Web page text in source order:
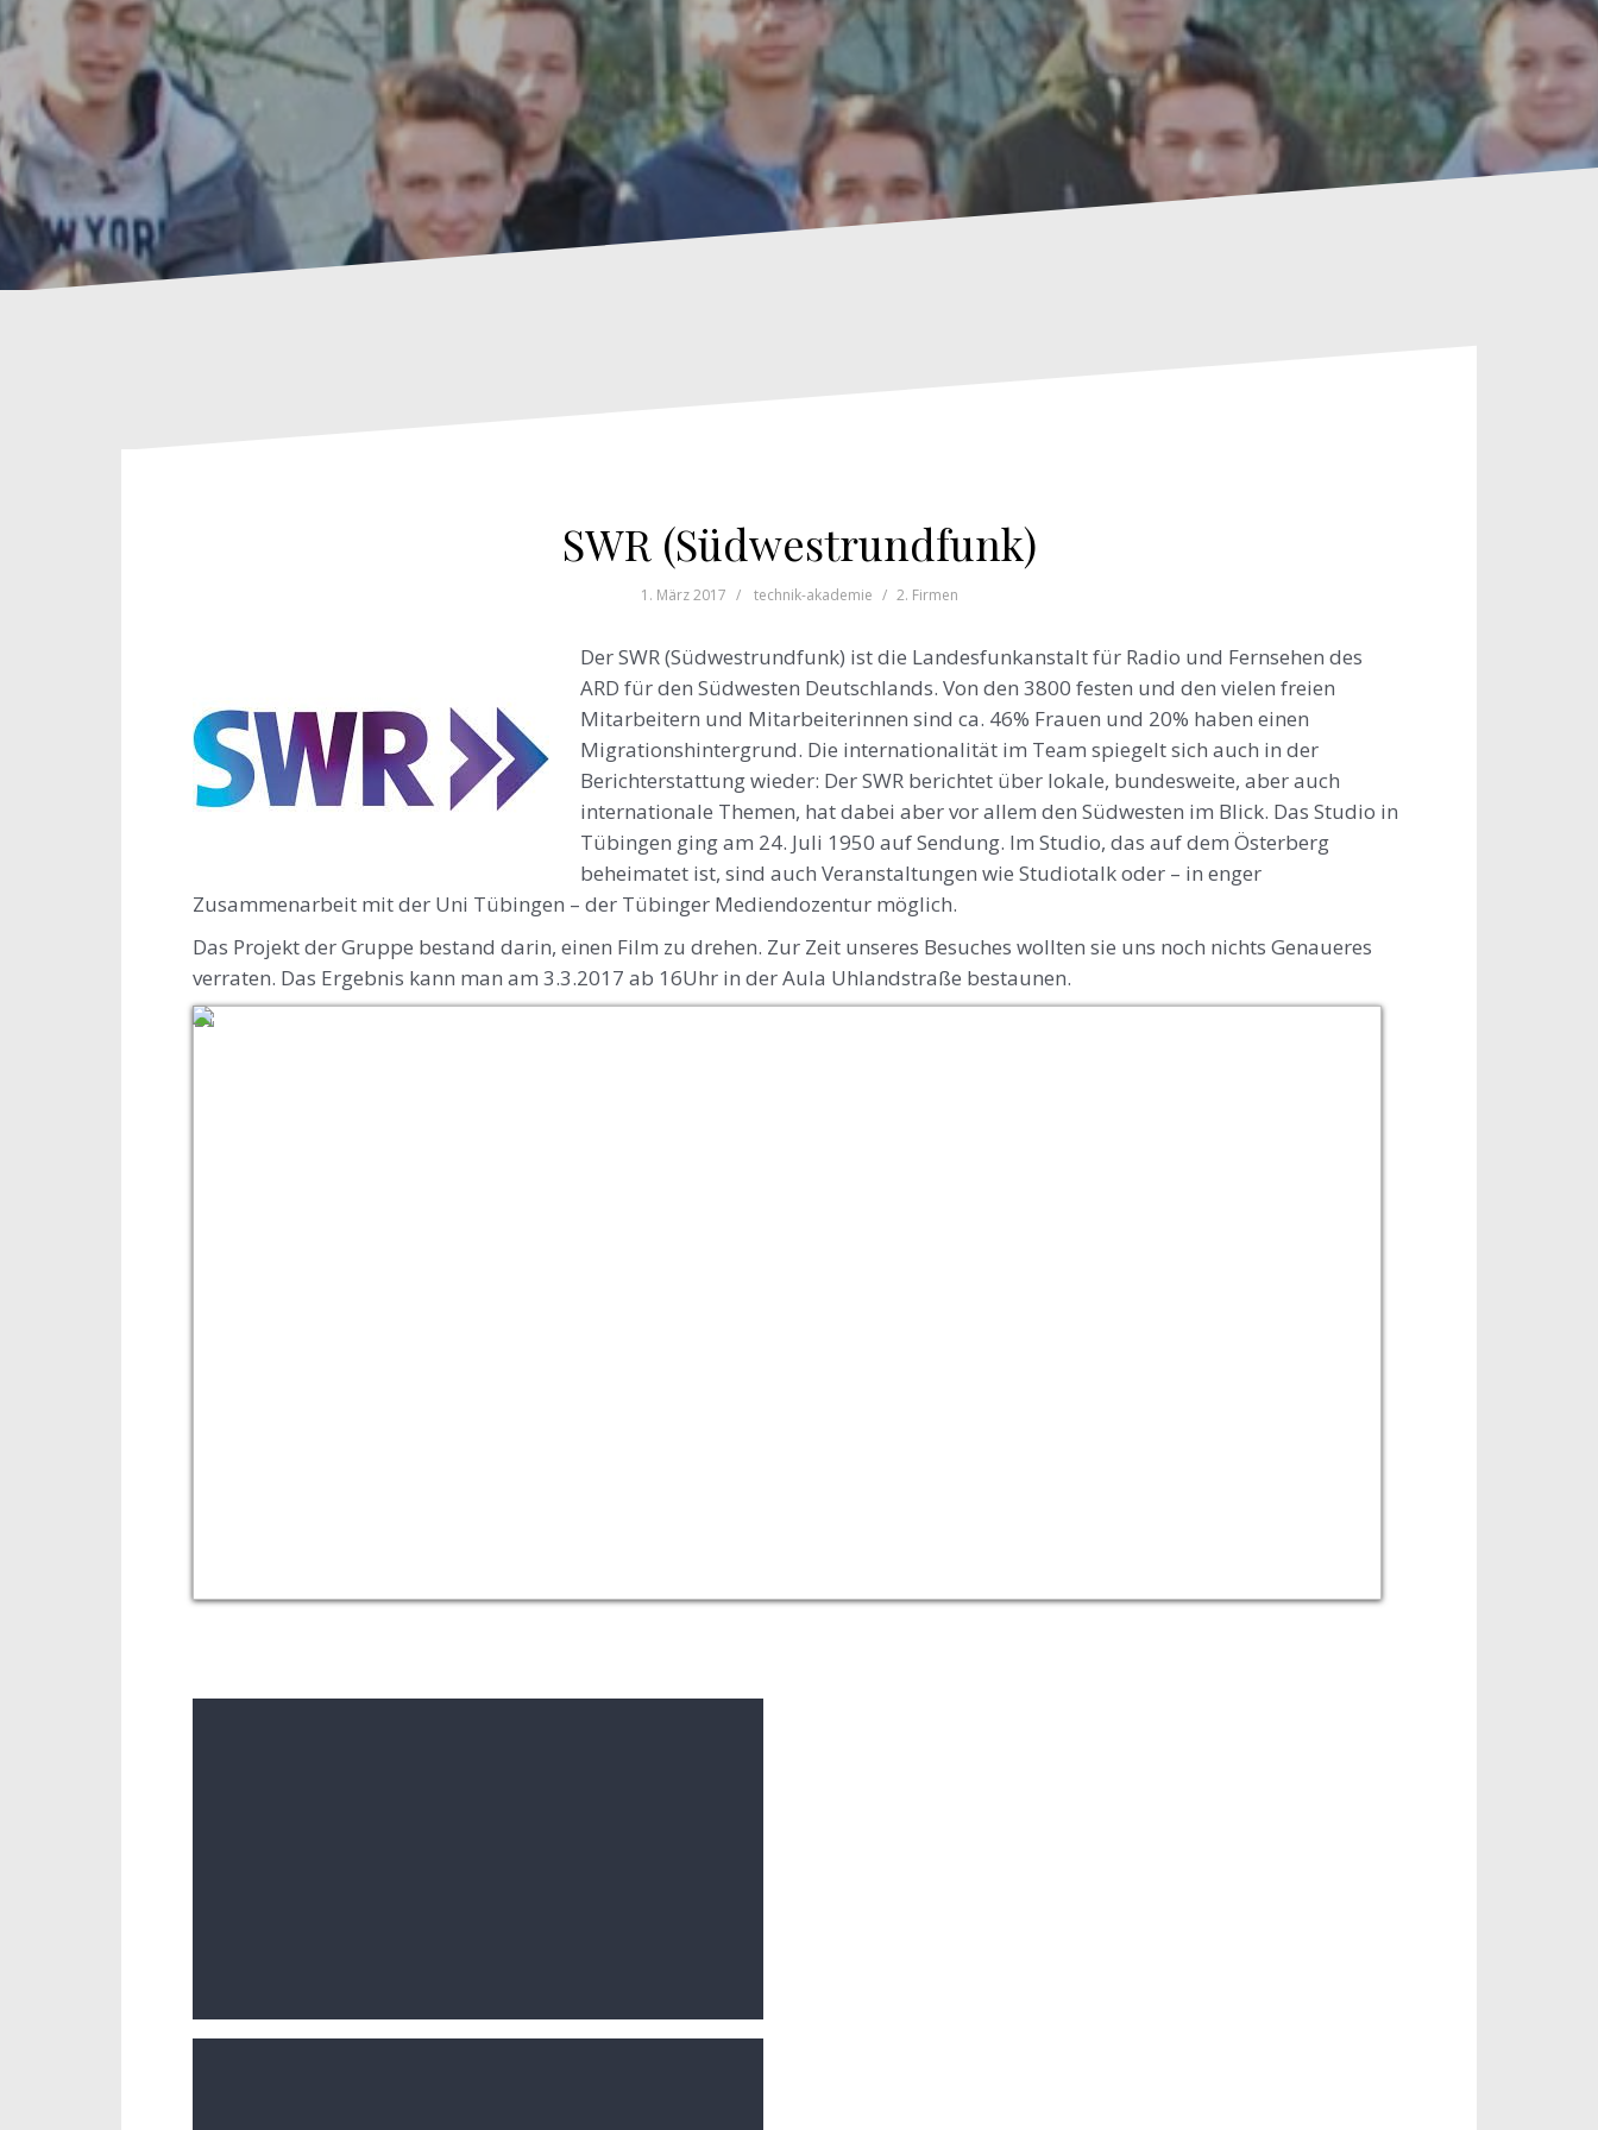
SWR (Südwestrundfunk)
1. März 2017 technik-akademie 2. Firmen
Der SWR (Südwestrundfunk) ist die Landesfunkanstalt für Radio und Fernsehen des
ARD für den Südwesten Deutschlands. Von den 3800 festen und den vielen freien
Mitarbeitern und Mitarbeiterinnen sind ca. 46% Frauen und 20% haben einen
Migrationshintergrund. Die internationalität im Team spiegelt sich auch in der
Berichterstattung wieder: Der SWR berichtet über lokale, bundesweite, aber auch
internationale Themen, hat dabei aber vor allem den Südwesten im Blick. Das Studio in
Tübingen ging am 24. Juli 1950 auf Sendung. Im Studio, das auf dem Österberg
beheimatet ist, sind auch Veranstaltungen wie Studiotalk oder – in enger
Zusammenarbeit mit der Uni Tübingen – der Tübinger Mediendozentur möglich.
Das Projekt der Gruppe bestand darin, einen Film zu drehen. Zur Zeit unseres Besuches wollten sie uns noch nichts Genaueres
verraten. Das Ergebnis kann man am 3.3.2017 ab 16Uhr in der Aula Uhlandstraße bestaunen.